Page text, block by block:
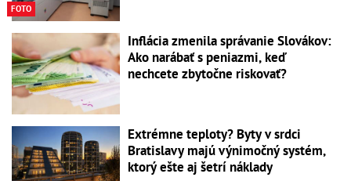
FOTO
Inflácia zmenila správanie Slovákov:
Ako narábať s peniazmi, keď
nechcete zbytočne riskovať?
Extrémne teploty? Byty v srdci
Bratislavy majú výnimočný systém,
ktorý ešte aj šetrí náklady